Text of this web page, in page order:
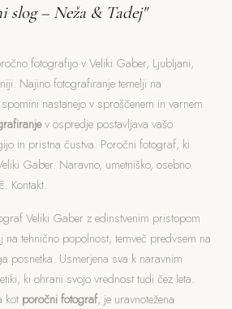
slog – Neža & Tadej"
fotografijo v Veliki Gaber, Ljubljani,
Najino fotografiranje temelji na
nastanejo v sproščenem in varnem
v ospredje postavljava vašo
in pristna čustva. Poročni fotograf, ki
Gaber. Naravno, umetniško, osebno.
Kontakt.
Veliki Gaber z edinstvenim pristopom
na tehnično popolnost, temveč predvsem na
posnetka. Usmerjena sva k naravnim
ki ohrani svojo vrednost tudi čez leta.
kot poročni fotograf, je uravnotežena